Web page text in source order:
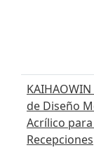
de Diseño
Acrílico
Recepciones